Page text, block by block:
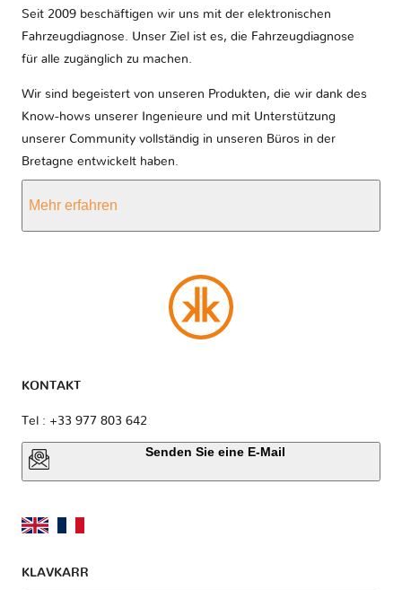
Seit 2009 beschäftigen wir uns mit der elektronischen
Fahrzeugdiagnose. Unser Ziel ist es, die Fahrzeugdiagnose
für alle zugänglich zu machen.
Wir sind begeistert von unseren Produkten, die wir dank des
Know-hows unserer Ingenieure und mit Unterstützung
unserer Community vollständig in unseren Büros in der
Bretagne entwickelt haben.
Mehr erfahren
KONTAKT
Tel : +33 977 803 642
Senden Sie eine E-Mail
KLAVKARR